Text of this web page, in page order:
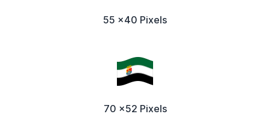
55 x40 Pixels
70 x52 Pixels